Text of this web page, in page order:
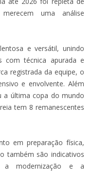
uma análise
e versátil, unindo
com técnica apurada e
registrada da equipe, o
e envolvente. Além
a última copa do mundo
tem 8 remanescentes
em preparação física,
também são indicativos
modernização e a